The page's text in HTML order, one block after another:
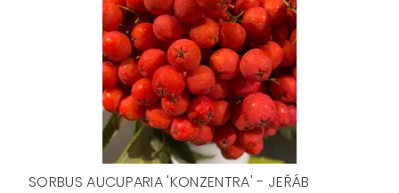
SORBUS AUCUPARIA 'KONZENTRA' - JEŘÁB